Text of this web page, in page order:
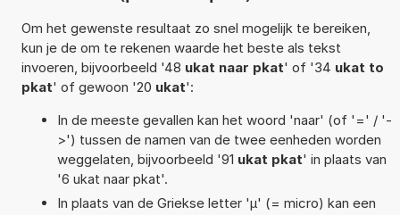
Om het gewenste resultaat zo snel mogelijk te bereiken,
kun je de om te rekenen waarde het beste als tekst
invoeren, bijvoorbeeld '48 ukat naar pkat' of '34 ukat to
pkat' of gewoon '20 ukat':
In de meeste gevallen kan het woord 'naar' (of '=' / '-
>') tussen de namen van de twee eenheden worden
weggelaten, bijvoorbeeld '91 ukat pkat' in plaats van
'6 ukat naar pkat'.
In plaats van de Griekse letter 'µ' (= micro) kan een